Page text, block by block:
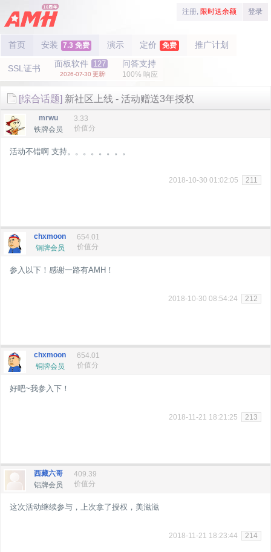
注册, 限时送余额 登录
首页 安装 7.3 免费 演示 定价 免费 推广计划
SSL证书 面板软件 127
2026-07-30 更新!
问答支持
100% 响应
[综合话题] 新社区上线 - 活动赠送3年授权
mrwu
铁牌会员
3.33
价值分
活动不错啊 支持。。。。。。。。
2018-10-30 01:02:05 211
chxmoon
铜牌会员
654.01
价值分
参入以下！感谢一路有AMH！
2018-10-30 08:54:24 212
chxmoon
铜牌会员
654.01
价值分
好吧~我参入下！
2018-11-21 18:21:25 213
西藏六哥
铝牌会员
409.39
价值分
这次活动继续参与，上次拿了授权，美滋滋
2018-11-21 18:23:44 214